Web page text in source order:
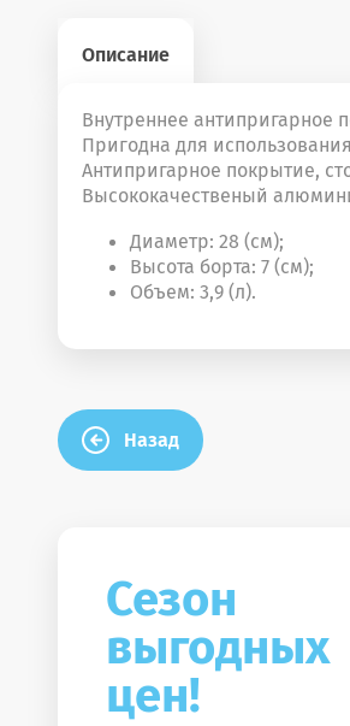
Описание
Внутреннее
Пригодна для
Антипригарное покрытие,
Высококачественый
Диаметр: 28 (см);
Высота борта: 7 (см);
Объем: 3,9 (л).
Назад
Сезон
выгодных
цен!